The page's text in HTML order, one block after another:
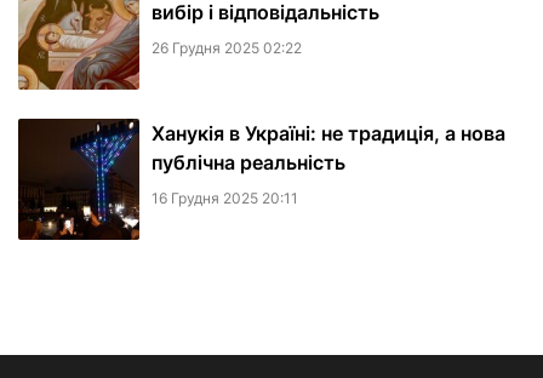
вибір і відповідальність
26 Грудня 2025 02:22
Ханукія в Україні: не традиція, а нова
публічна реальність
16 Грудня 2025 20:11